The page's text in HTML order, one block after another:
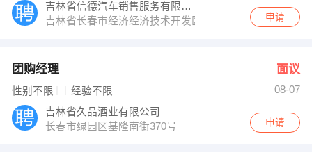
吉林省信德汽车销售服务有限公司
吉林省长春市经济经济技术开发区会展大街与浦东路交汇
申请
团购经理 面议
性别不限 经验不限
08-07
吉林省久品酒业有限公司
长春市绿园区基隆南街370号
申请